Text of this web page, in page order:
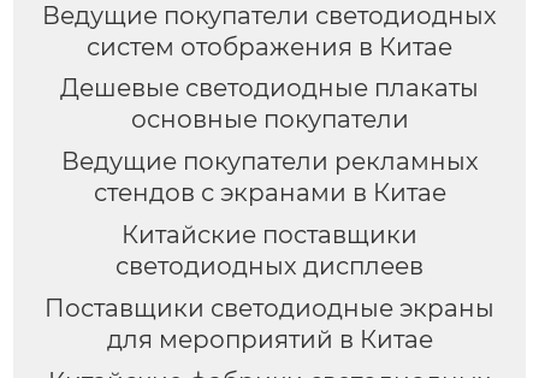
Ведущие покупатели светодиодных
систем отображения в Китае
Дешевые светодиодные плакаты
основные покупатели
Ведущие покупатели рекламных
стендов с экранами в Китае
Китайские поставщики
светодиодных дисплеев
Поставщики светодиодные экраны
для мероприятий в Китае